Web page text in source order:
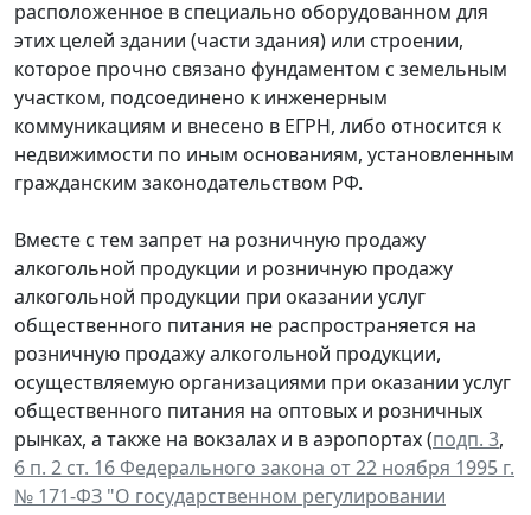
расположенное в специально оборудованном для
этих целей здании (части здания) или строении,
которое прочно связано фундаментом с земельным
участком, подсоединено к инженерным
коммуникациям и внесено в ЕГРН, либо относится к
недвижимости по иным основаниям, установленным
гражданским законодательством РФ.
Вместе с тем запрет на розничную продажу
алкогольной продукции и розничную продажу
алкогольной продукции при оказании услуг
общественного питания не распространяется на
розничную продажу алкогольной продукции,
осуществляемую организациями при оказании услуг
общественного питания на оптовых и розничных
рынках, а также на вокзалах и в аэропортах (подп. 3,
6 п. 2 ст. 16 Федерального закона от 22 ноября 1995 г.
№ 171-ФЗ "О государственном регулировании